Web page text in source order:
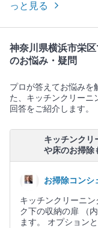
っと見る
神奈川県横浜市栄
のお悩み・疑問
プロが答えてお悩みを
た、キッチンクリーニ
回答をご紹介します。
キッチンクリ
や床のお掃除
お掃除コンシ
キッチンクリーニ
ク下の収納の扉 （
ます。 オプション